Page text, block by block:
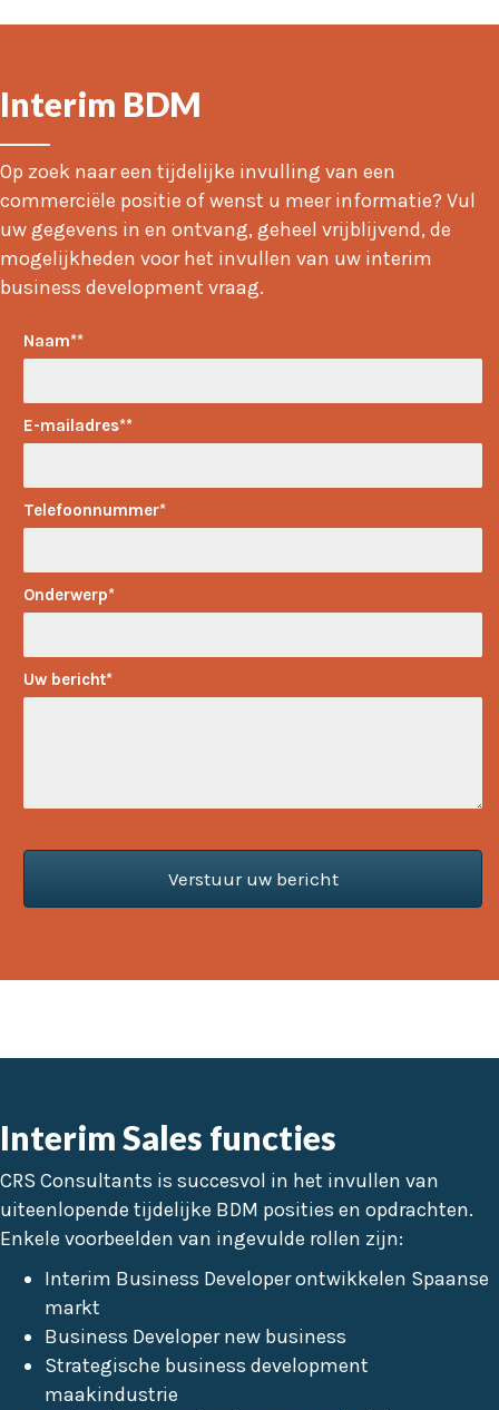
Interim BDM
Op zoek naar een tijdelijke invulling van een
commerciële positie of wenst u meer informatie? Vul
uw gegevens in en ontvang, geheel vrijblijvend, de
mogelijkheden voor het invullen van uw interim
business development vraag.
Naam*
E-mailadres*
Telefoonnummer
Onderwerp
Uw bericht
Verstuur uw bericht
Interim Sales functies
CRS Consultants is succesvol in het invullen van
uiteenlopende tijdelijke BDM posities en opdrachten.
Enkele voorbeelden van ingevulde rollen zijn:
Interim Business Developer ontwikkelen Spaanse
markt
Business Developer new business
Strategische business development
maakindustrie